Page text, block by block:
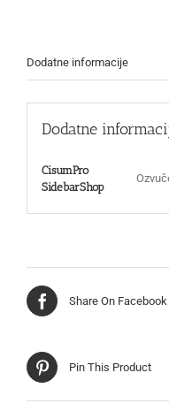
Dodatne informacije
Dodatne
CisumPro
SidebarShop
Share On Facebook
Pin This Product